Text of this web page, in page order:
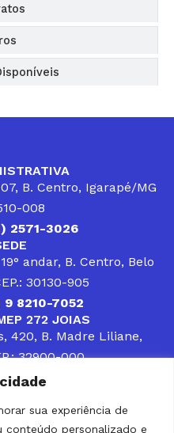
sua experiência de
conteúdo personalizado e
B. Centro, Igarapé/MG
008
2571-3026
andar, B. Centro, Belo
30130-905
9 8210-7052
272 JOIAS
420, B. Madre Liliane,
32900-000
ou (31) 9 8309-8660
AÇÕES E SERVIÇOS
A ASSISTÊNCIA À
QUE ATUA, SENDO